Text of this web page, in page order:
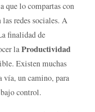
que lo compartas con
redes sociales. A
finalidad de
laProductividad
Existen muchas
vía, un camino, para
control.